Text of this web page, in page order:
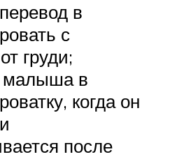
в
с
груди;
малыша в
когда он
после